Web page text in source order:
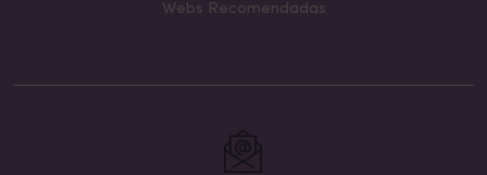
Webs Recomendadas